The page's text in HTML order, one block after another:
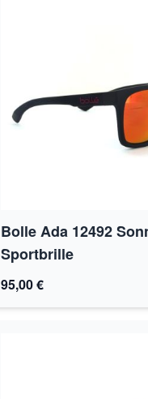
Bolle Ada 12492
Sportbrille
95,00 €